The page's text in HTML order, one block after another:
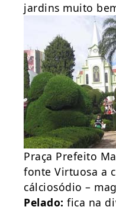
jardins muito
Praça Prefeito
fonte Virtuosa a
cálciosódio –
Pelado: fica na